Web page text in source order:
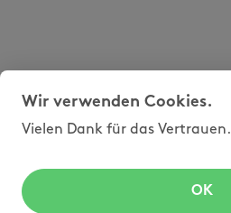
Wir verwenden Cookies.
Vielen Dank für das Vertrauen.
OK